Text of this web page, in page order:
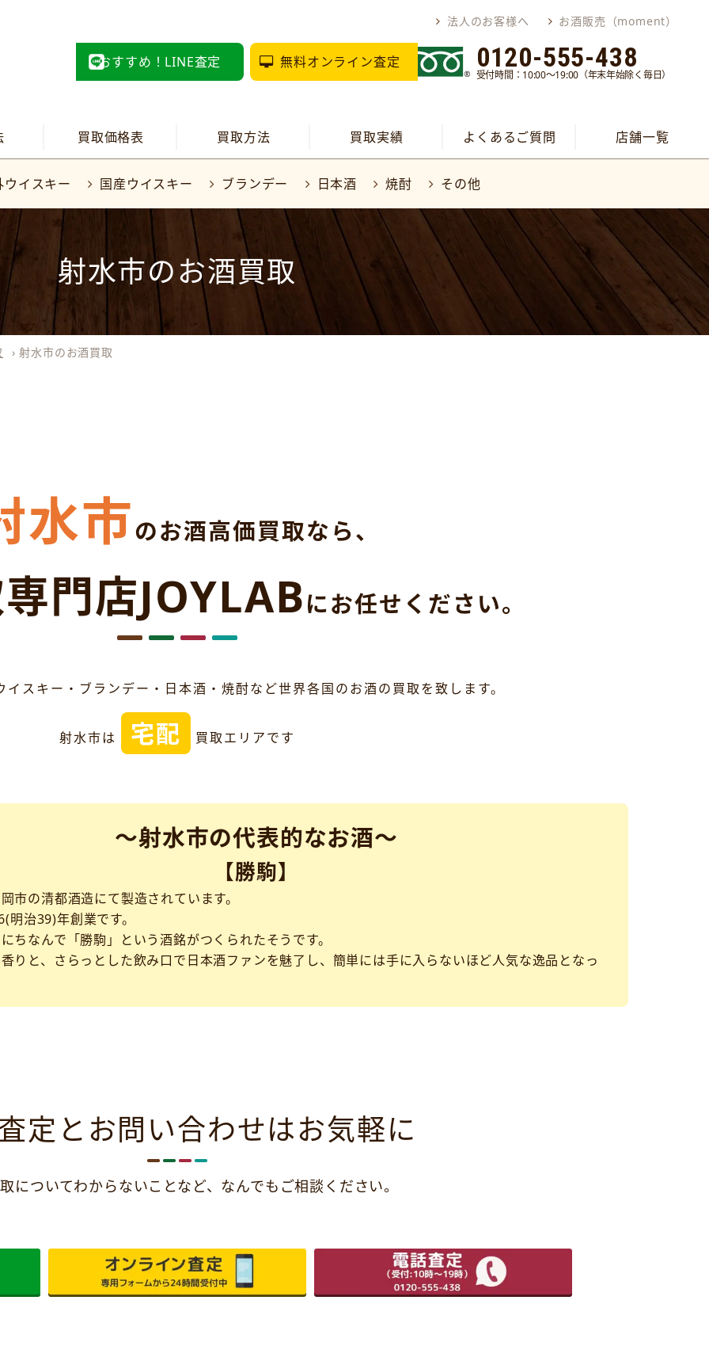
法人のお客様へ お酒販売（moment）
おすすめ！LINE査定 無料オンライン査定 0120-555-438
受付時間：10:00～19:00（年末年始除く毎日）
買取価格表 買取方法 買取実績 よくあるご質問 店舗一覧
ウイスキー 国産ウイスキー ブランデー 日本酒 焼酎 その他
射水市のお酒買取
›射水市のお酒買取
水市のお酒高価買取なら、
門店JOYLABにお任せください。
スキー・ブランデー・日本酒・焼酎など世界各国のお酒の買取を致します。
射水市は 宅配 買取エリアです
～射水市の代表的なお酒～
【勝駒】
市の清都酒造にて製造されています。
明治39)年創業です。
ちなんで「勝駒」という酒銘がつくられたそうです。
りと、さらっとした飲み口で日本酒ファンを魅了し、簡単には手に入らないほど人気な逸品となっ
定とお問い合わせはお気軽に
についてわからないことなど、 なんでもご相談ください。